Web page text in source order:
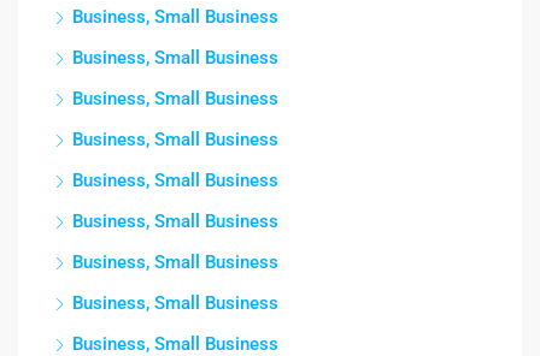
Business, Small Business
Business, Small Business
Business, Small Business
Business, Small Business
Business, Small Business
Business, Small Business
Business, Small Business
Business, Small Business
Business, Small Business